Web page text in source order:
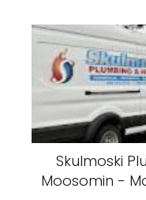
Skulmoski
Moosomin -